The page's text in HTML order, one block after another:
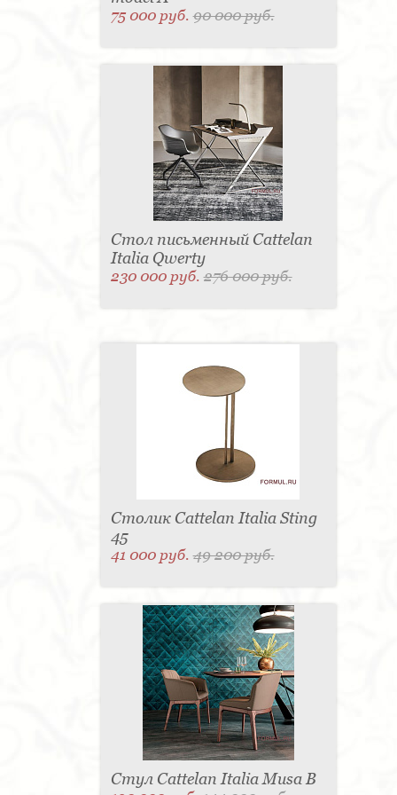
75 000 руб.90 000 руб.
Стол письменный Cattelan
Italia Qwerty
230 000 руб.276 000 руб.
Столик Cattelan Italia Sting
45
41 000 руб.49 200 руб.
Стул Cattelan Italia Musa B